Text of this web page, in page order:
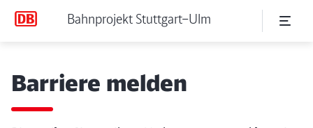
Bahnprojekt Stuttgart–Ulm
Barriere melden